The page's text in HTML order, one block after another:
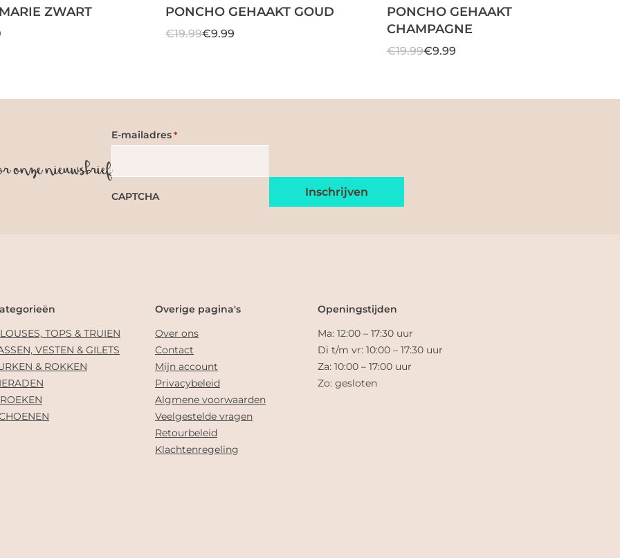
ZWART PONCHO GEHAAKT GOUD
€19.99€9.99
PONCHO GEHAAKT
CHAMPAGNE
€19.99€9.99
onze nieuwsbrief
E-mailadres *
CAPTCHA
TOPS & TRUIEN
VESTEN & GILETS
& ROKKEN
Overige pagina's
Over ons
Contact
Mijn account
Privacybeleid
Algmene voorwaarden
Veelgestelde vragen
Retourbeleid
Klachtenregeling
Openingstijden
Ma: 12:00 – 17:30 uur
Di t/m vr: 10:00 – 17:30 uur
Za: 10:00 – 17:00 uur
Zo: gesloten